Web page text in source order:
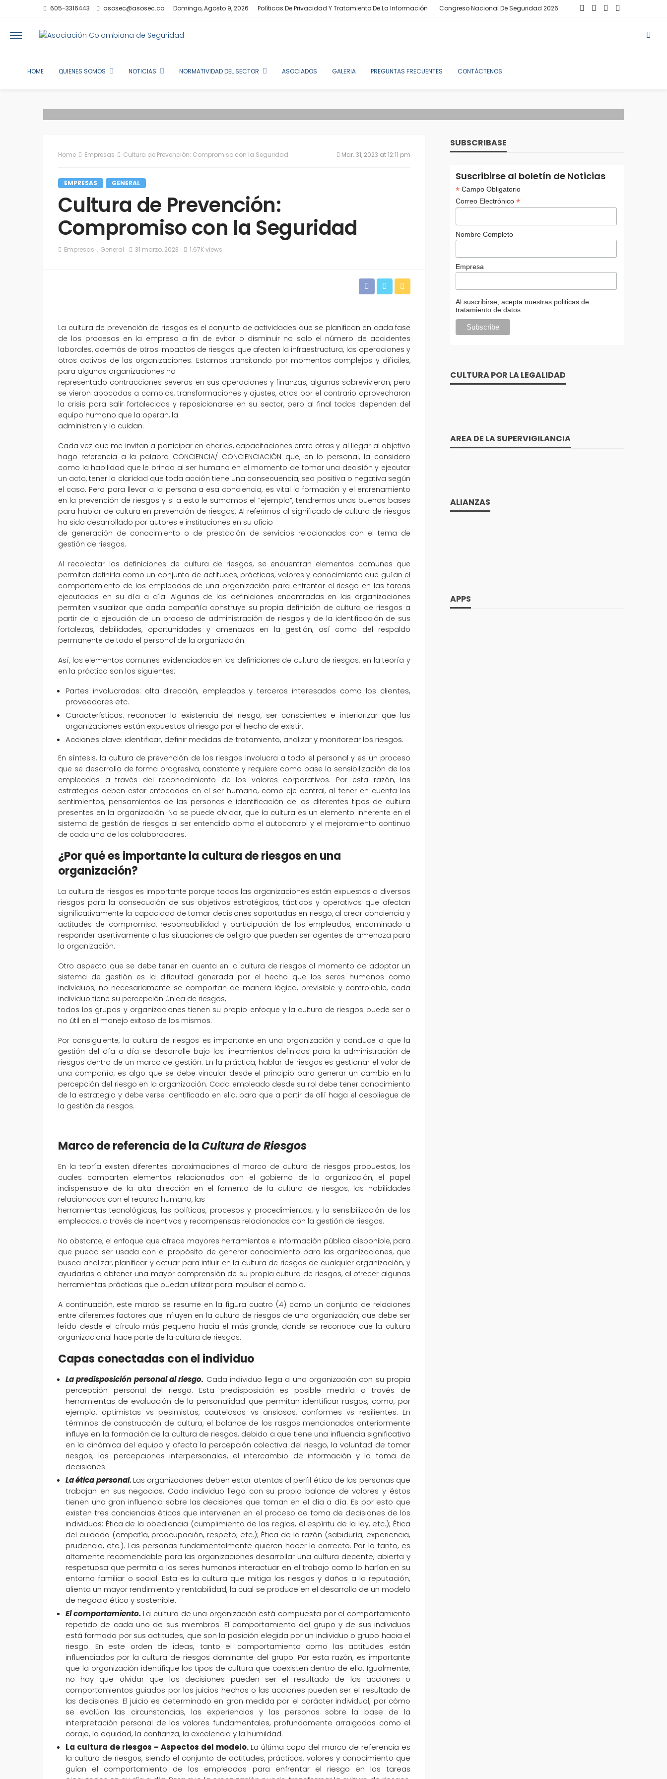
605-3316443 asosec@asosec.co Domingo, Agosto 9, 2026 Políticas De Privacidad Y Tratamiento De La Información Congreso Nacional De Seguridad 2026
HOME QUIENES SOMOS NOTICIAS NORMATIVIDAD DEL SECTOR ASOCIADOS GALERIA PREGUNTAS FRECUENTES CONTÁCTENOS
Home Empresas Cultura de Prevención: Compromiso con la Seguridad Mar. 31, 2023 at 12:11 pm
EMPRESAS GENERAL
Cultura de Prevención:
Compromiso con la Seguridad
Empresas General 31 marzo, 2023 1.67K views
La cultura de prevención de riesgos es el conjunto de actividades que se planifican en cada fase
de los procesos en la empresa a fin de evitar o disminuir no solo el número de accidentes
laborales, además de otros impactos de riesgos que afecten la infraestructura, las operaciones y
otros activos de las organizaciones. Estamos transitando por momentos complejos y difíciles,
para algunas organizaciones ha
representado contracciones severas en sus operaciones y finanzas, algunas sobrevivieron, pero
se vieron abocadas a cambios, transformaciones y ajustes, otras por el contrario aprovecharon
la crisis para salir fortalecidas y reposicionarse en su sector, pero al final todas dependen del
equipo humano que la operan, la
administran y la cuidan.
Cada vez que me invitan a participar en charlas, capacitaciones entre otras y al llegar al objetivo
hago referencia a la palabra CONCIENCIA/ CONCIENCIACIÓN que, en lo personal, la considero
como la habilidad que le brinda al ser humano en el momento de tomar una decisión y ejecutar
un acto, tener la claridad que toda acción tiene una consecuencia, sea positiva o negativa según
el caso. Pero para llevar a la persona a esa conciencia, es vital la formación y el entrenamiento
en la prevención de riesgos y si a esto le sumamos el “ejemplo”, tendremos unas buenas bases
para hablar de cultura en prevención de riesgos. Al referirnos al significado de cultura de riesgos
ha sido desarrollado por autores e instituciones en su oficio
de generación de conocimiento o de prestación de servicios relacionados con el tema de
gestión de riesgos.
Al recolectar las definiciones de cultura de riesgos, se encuentran elementos comunes que
permiten definirla como un conjunto de actitudes, prácticas, valores y conocimiento que guían el
comportamiento de los empleados de una organización para enfrentar el riesgo en las tareas
ejecutadas en su día a día. Algunas de las definiciones encontradas en las organizaciones
permiten visualizar que cada compañía construye su propia definición de cultura de riesgos a
partir de la ejecución de un proceso de administración de riesgos y de la identificación de sus
fortalezas, debilidades, oportunidades y amenazas en la gestión, así como del respaldo
permanente de todo el personal de la organización.
Así, los elementos comunes evidenciados en las definiciones de cultura de riesgos, en la teoría y
en la práctica son los siguientes:
Partes involucradas: alta dirección, empleados y terceros interesados como los clientes,
proveedores etc.
Características: reconocer la existencia del riesgo, ser conscientes e interiorizar que las
organizaciones están expuestas al riesgo por el hecho de existir.
Acciones clave: identificar, definir medidas de tratamiento, analizar y monitorear los riesgos.
En síntesis, la cultura de prevención de los riesgos involucra a todo el personal y es un proceso
que se desarrolla de forma progresiva, constante y requiere como base la sensibilización de los
empleados a través del reconocimiento de los valores corporativos. Por esta razón, las
estrategias deben estar enfocadas en el ser humano, como eje central, al tener en cuenta los
sentimientos, pensamientos de las personas e identificación de los diferentes tipos de cultura
presentes en la organización. No se puede olvidar, que la cultura es un elemento inherente en el
sistema de gestión de riesgos al ser entendido como el autocontrol y el mejoramiento continuo
de cada uno de los colaboradores.
¿Por qué es importante la cultura de riesgos en una
organización?
La cultura de riesgos es importante porque todas las organizaciones están expuestas a diversos
riesgos para la consecución de sus objetivos estratégicos, tácticos y operativos que afectan
significativamente la capacidad de tomar decisiones soportadas en riesgo, al crear conciencia y
actitudes de compromiso, responsabilidad y participación de los empleados, encaminado a
responder asertivamente a las situaciones de peligro que pueden ser agentes de amenaza para
la organización.
Otro aspecto que se debe tener en cuenta en la cultura de riesgos al momento de adoptar un
sistema de gestión es la dificultad generada por el hecho que los seres humanos como
individuos, no necesariamente se comportan de manera lógica, previsible y controlable, cada
individuo tiene su percepción única de riesgos,
todos los grupos y organizaciones tienen su propio enfoque y la cultura de riesgos puede ser o
no útil en el manejo exitoso de los mismos.
Por consiguiente, la cultura de riesgos es importante en una organización y conduce a que la
gestión del día a día se desarrolle bajo los lineamientos definidos para la administración de
riesgos dentro de un marco de gestión. En la práctica, hablar de riesgos es gestionar el valor de
una compañía, es algo que se debe vincular desde el principio para generar un cambio en la
percepción del riesgo en la organización. Cada empleado desde su rol debe tener conocimiento
de la estrategia y debe verse identificado en ella, para que a partir de allí haga el despliegue de
la gestión de riesgos.
Marco de referencia de laCultura de Riesgos
En la teoría existen diferentes aproximaciones al marco de cultura de riesgos propuestos, los
cuales comparten elementos relacionados con el gobierno de la organización, el papel
indispensable de la alta dirección en el fomento de la cultura de riesgos, las habilidades
relacionadas con el recurso humano, las
herramientas tecnológicas, las políticas, procesos y procedimientos, y la sensibilización de los
empleados, a través de incentivos y recompensas relacionadas con la gestión de riesgos.
No obstante, el enfoque que ofrece mayores herramientas e información pública disponible, para
que pueda ser usada con el propósito de generar conocimiento para las organizaciones, que
busca analizar, planificar y actuar para influir en la cultura de riesgos de cualquier organización, y
ayudarlas a obtener una mayor comprensión de su propia cultura de riesgos, al ofrecer algunas
herramientas prácticas que puedan utilizar para impulsar el cambio.
A continuación, este marco se resume en la figura cuatro (4) como un conjunto de relaciones
entre diferentes factores que influyen en la cultura de riesgos de una organización, que debe ser
leído desde el círculo más pequeño hacia el más grande, donde se reconoce que la cultura
organizacional hace parte de la cultura de riesgos.
Capas conectadas con el individuo
La predisposición personal al riesgo. Cada individuo llega a una organización con su propia
percepción personal del riesgo. Esta predisposición es posible medirla a través de
herramientas de evaluación de la personalidad que permitan identificar rasgos, como, por
ejemplo, optimistas vs pesimistas, cautelosos vs ansiosos, conformes vs resilientes. En
términos de construcción de cultura, el balance de los rasgos mencionados anteriormente
influye en la formación de la cultura de riesgos, debido a que tiene una influencia significativa
en la dinámica del equipo y afecta la percepción colectiva del riesgo, la voluntad de tomar
riesgos, las percepciones interpersonales, el intercambio de información y la toma de
decisiones.
La ética personal.Las organizaciones deben estar atentas al perfil ético de las personas que
trabajan en sus negocios. Cada individuo llega con su propio balance de valores y éstos
tienen una gran influencia sobre las decisiones que toman en el día a día. Es por esto que
existen tres conciencias éticas que intervienen en el proceso de toma de decisiones de los
individuos: Ética de la obediencia (cumplimiento de las reglas, el espíritu de la ley, etc.); Ética
del cuidado (empatía, preocupación, respeto, etc.); Ética de la razón (sabiduría, experiencia,
prudencia, etc.). Las personas fundamentalmente quieren hacer lo correcto. Por lo tanto, es
altamente recomendable para las organizaciones desarrollar una cultura decente, abierta y
respetuosa que permita a los seres humanos interactuar en el trabajo como lo harían en su
entorno familiar o social. Esta es la cultura que mitiga los riesgos y daños a la reputación,
alienta un mayor rendimiento y rentabilidad, la cual se produce en el desarrollo de un modelo
de negocio ético y sostenible.
El comportamiento. La cultura de una organización está compuesta por el comportamiento
repetido de cada uno de sus miembros. El comportamiento del grupo y de sus individuos
está formado por sus actitudes, que son la posición elegida por un individuo o grupo hacia el
riesgo. En este orden de ideas, tanto el comportamiento como las actitudes están
influenciados por la cultura de riesgos dominante del grupo. Por esta razón, es importante
que la organización identifique los tipos de cultura que coexisten dentro de ella. Igualmente,
no hay que olvidar que las decisiones pueden ser el resultado de las acciones o
comportamientos guiados por los juicios hechos o las acciones pueden ser el resultado de
las decisiones. El juicio es determinado en gran medida por el carácter individual, por cómo
se evalúan las circunstancias, las experiencias y las personas sobre la base de la
interpretación personal de los valores fundamentales, profundamente arraigados como el
coraje, la equidad, la confianza, la excelencia y la humildad.
La cultura de riesgos – Aspectos del modelo.La última capa del marco de referencia es
la cultura de riesgos, siendo el conjunto de actitudes, prácticas, valores y conocimiento que
guían el comportamiento de los empleados para enfrentar el riesgo en las tareas
SUBSCRIBASE
Suscribirse al boletín de Noticias
*Campo Obligatorio
Correo Electrónico *
Nombre Completo
Empresa
Al suscribirse, acepta nuestras politicas de
tratamiento de datos
CULTURA POR LA LEGALIDAD
AREA DE LA SUPERVIGILANCIA
ALIANZAS
APPS